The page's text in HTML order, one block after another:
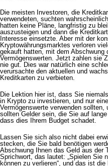
Die meisten Investoren, die
verwendeten, suchten
hatten keine Pläne, langfristig zu
auszusteigen und dann die
Interesse einsetzte. Aber mit der
Kryptowährungsmarktes verloren
gekauft hatten, mit dem Abschwung
Vermögenswerten. Jetzt zahlen sie
nie gut. Dies war natürlich eine
verursachte den aktuellen und
Kreditkarten zu verbieten.
Die Lektion hier ist, dass Sie
in Krypto zu investieren, und nur
Vermögenswerte verwenden
sollten Gelder sein, die Sie auf
dass dies Ihrem Budget schadet.
Lassen Sie sich also nicht dabei
stecken, die Sie bald benötigen
Abschwung Ihnen das Geld aus der
Sprichwort, das lautet: „Spielen Sie
können zu verlieren“, und das ist